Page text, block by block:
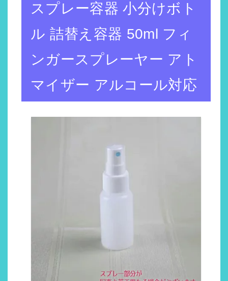
スプレー容器 小分けボト
ル 詰替え容器 50ml フィ
ンガースプレーヤー アト
マイザー アルコール対応